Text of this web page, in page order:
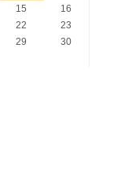
15
16
22
23
29
30